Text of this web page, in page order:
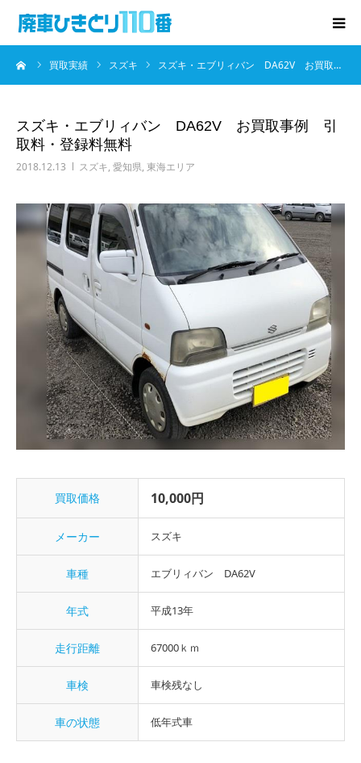
買取実績 スズキ スズキ・エブリィバン DA62V お買取…
スズキ・エブリィバン DA62V お買取事例 引
取料・登録料無料
2018.12.13 スズキ, 愛知県, 東海エリア
買取価格 10,000円
メーカー スズキ
車種 エブリィバン DA62V
年式 平成13年
走行距離 67000ｋｍ
車検 車検残なし
車の状態 低年式車
廃車･事故車の買取
無料査定
お役立ち情報
お知らせ
会社概要
お問い合わせ